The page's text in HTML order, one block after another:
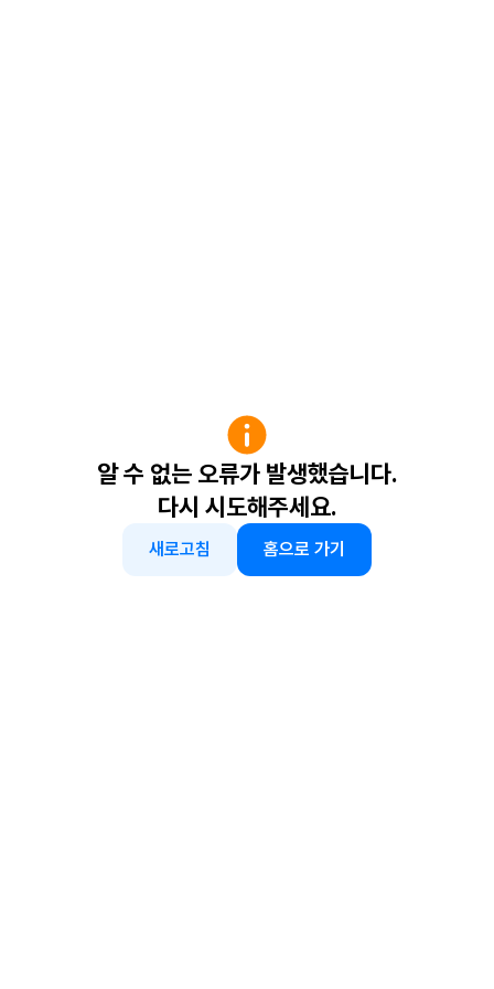
알 수 없는 오류가 발생했습니다.
다시 시도해주세요.
새로고침 홈으로 가기